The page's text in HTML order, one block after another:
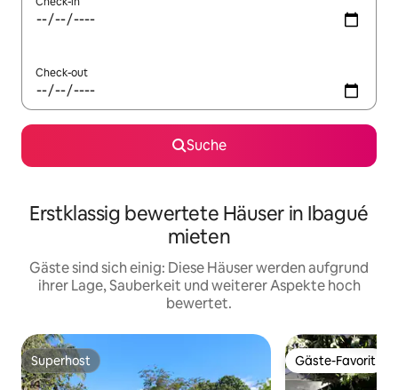
Check-out
Suche
Erstklassig bewertete Häuser in Ibagué
mieten
Gäste sind sich einig: Diese Häuser werden aufgrund
ihrer Lage, Sauberkeit und weiterer Aspekte hoch
bewertet.
Superhost
Superhost Gäste-Favorit
Gäste-Favorit